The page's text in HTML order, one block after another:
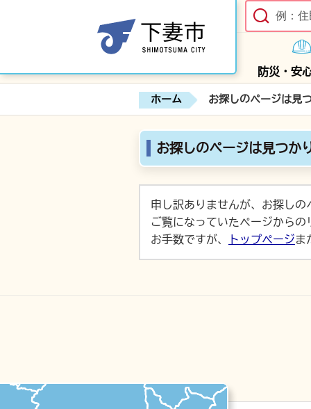
防災・安
ホーム お探しのページは見
お探しのページは見つか
申し訳ありませんが、お探し
ご覧になっていたページから
お手数ですが、
トップページま